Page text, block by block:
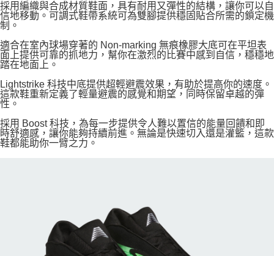
採用編織與合成材質鞋面，具有耐用又彈性的結構，讓你可以自
信地移動。可調式鞋帶系統可為雙腳提供穩固貼合所需的鎖定機
制。
適合在室內球場穿著的 Non-marking 無痕橡膠大底可在平坦表
面上提供可靠的抓地力，幫你在激烈的比賽中感到自信，穩穩地
踏在地面上。
Lightstrike 科技中底提供超輕避震效果，有助於提高你的速度。
這款鞋重新定義了輕量避震的感覺和期望，同時保留卓越的彈
性。
採用 Boost 科技，為每一步提供令人難以置信的能量回饋和即
時舒適感，讓你能夠持續前進。無論是快速切入還是灌籃，這款
鞋都能助你一臂之力。